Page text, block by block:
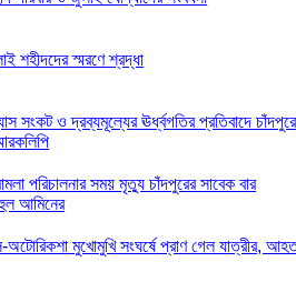
শহীদদের স্মরণে শ্রদ্ধা
সংকট ও দ্রব্যমূল্যের ঊর্ধ্বগতির প্রতিবাদে চাঁদপুরে
পরিচালনার সময় মৃত্যু চাঁদপুরের সাবেক বার
আমিনের
অটোরিকশা মুখোমুখি সংঘর্ষে প্রাণ গেল যাত্রীর,